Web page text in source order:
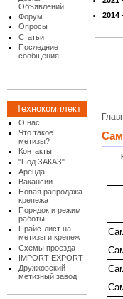
Объявлений
Форум
Опросы
Статьи
Последние
сообщения
Технокомплект
О нас
Что такое
метизы?
Контакты
"Под ЗАКАЗ"
Аренда
Вакансии
Новая рапродажа
крепежа
Порядок и режим
работы
Прайс-лист на
метизы и крепеж
Схемы проезда
IMPORT-EXPORT
Дружковский
метизный завод
2014